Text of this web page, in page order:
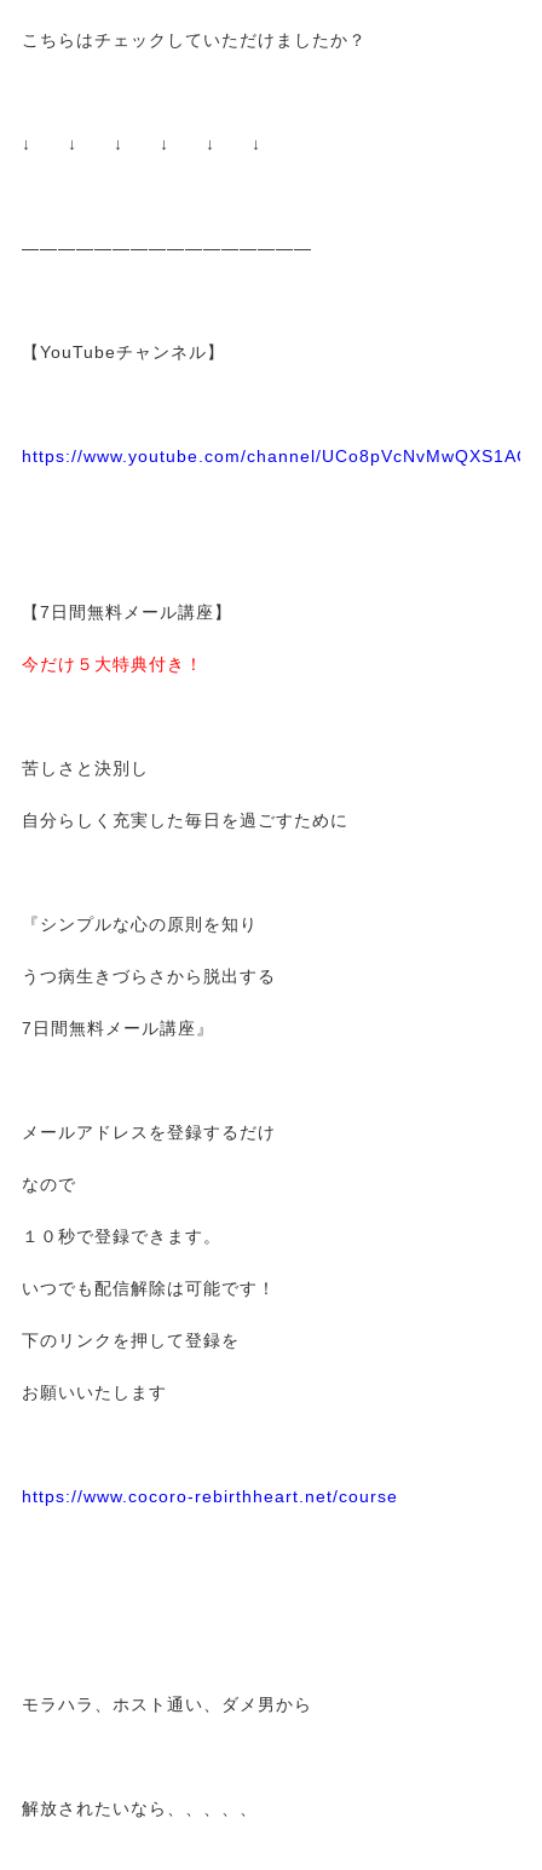
こちらはチェックしていただけましたか？
↓ ↓ ↓ ↓ ↓ ↓
————————————————
【YouTubeチャンネル】
https://www.youtube.com/channel/
【7日間無料メール講座】
今だけ５大特典付き！
苦しさと決別し
自分らしく充実した毎日を過ごすために
『シンプルな心の原則を知り
うつ病生きづらさから脱出する
7日間無料メール講座』
メールアドレスを登録するだけ
なので
１０秒で登録できます。
いつでも配信解除は可能です！
下のリンクを押して登録を
お願いいたします
https://www.cocoro-rebirthheart.net/course
モラハラ、ホスト通い、ダメ男から
解放されたいなら、、、、、